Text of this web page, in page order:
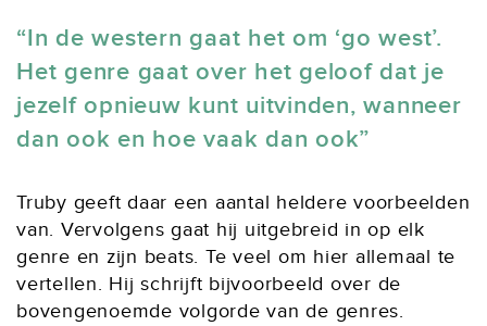
In de western gaat het om ‘go west’.
Het genre gaat over het geloof dat je
jezelf opnieuw kunt uitvinden, wanneer
dan ook en hoe vaak dan ook
Truby geeft daar een aantal heldere voorbeelden
van. Vervolgens gaat hij uitgebreid in op elk
genre en zijn beats. Te veel om hier allemaal te
vertellen. Hij schrijft bijvoorbeeld over de
bovengenoemde volgorde van de genres.